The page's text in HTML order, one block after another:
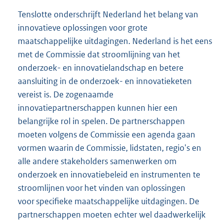
Tenslotte onderschrijft Nederland het belang van
innovatieve oplossingen voor grote
maatschappelijke uitdagingen. Nederland is het eens
met de Commissie dat stroomlijning van het
onderzoek- en innovatielandschap en betere
aansluiting in de onderzoek- en innovatieketen
vereist is. De zogenaamde
innovatiepartnerschappen kunnen hier een
belangrijke rol in spelen. De partnerschappen
moeten volgens de Commissie een agenda gaan
vormen waarin de Commissie, lidstaten, regio's en
alle andere stakeholders samenwerken om
onderzoek en innovatiebeleid en instrumenten te
stroomlijnen voor het vinden van oplossingen
voor specifieke maatschappelijke uitdagingen. De
partnerschappen moeten echter wel daadwerkelijk